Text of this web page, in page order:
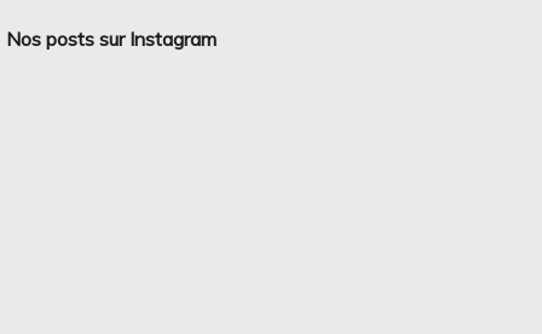
Nos posts sur Instagram